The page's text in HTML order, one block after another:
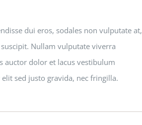
dui eros, sodales non vulputate at,
Nullam vulputate viverra
auctor dolor et lacus vestibulum
sed justo gravida, nec fringilla.